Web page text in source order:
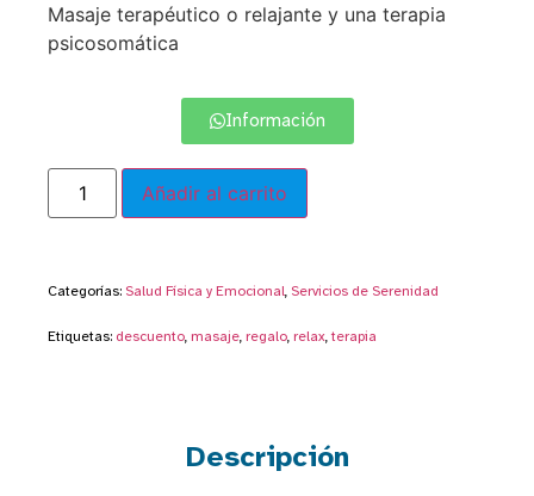
Masaje terapéutico o relajante y una terapia
psicosomática
Información
Añadir al carrito
Categorías: Salud Física y Emocional, Servicios de Serenidad
Etiquetas: descuento, masaje, regalo, relax,terapia
Descripción